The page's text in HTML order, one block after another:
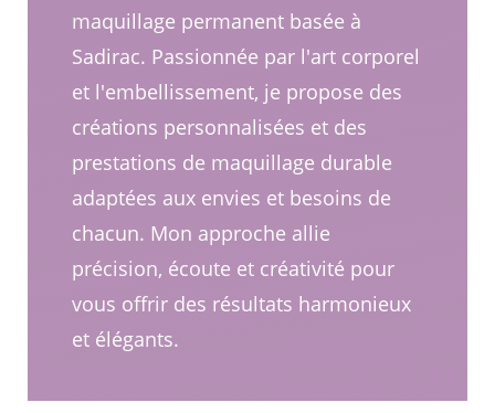
maquillage permanent basée à
Sadirac. Passionnée par l'art corporel
et l'embellissement, je propose des
créations personnalisées et des
prestations de maquillage durable
adaptées aux envies et besoins de
chacun. Mon approche allie
précision, écoute et créativité pour
vous offrir des résultats harmonieux
et élégants.